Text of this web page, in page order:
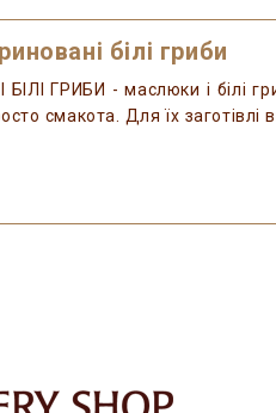
білі гриби
ГРИБИ - маслюки і білі
смакота. Для їх заготівлі